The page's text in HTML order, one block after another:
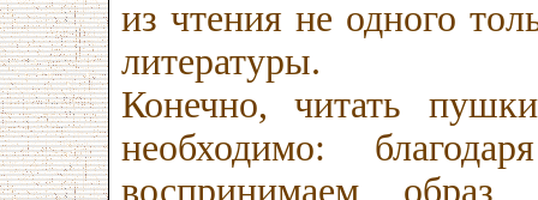
из чтения не одного
литературы.
Конечно, читать
необходимо:
воспринимаем